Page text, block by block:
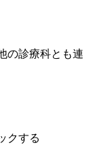
の診療科とも連
クする